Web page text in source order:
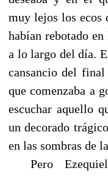
muy lejos los ecos
habían rebotado
a lo largo del día.
cansancio del
que comenzaba a
escuchar aquello
un decorado
en las sombras de
Pero